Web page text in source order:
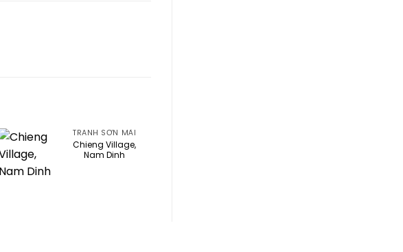
TRANH SƠN MÀI
Chieng Village,
Nam Dinh